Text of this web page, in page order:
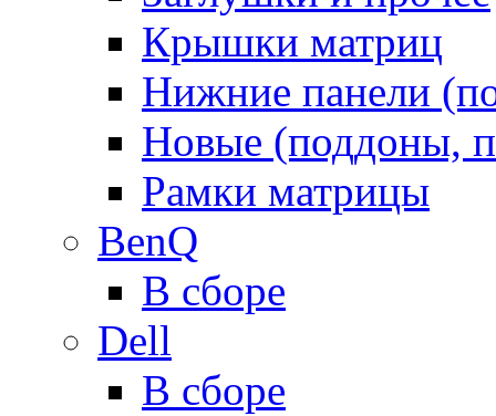
Крышки матриц
Нижние панели
Новые (поддоны,
Рамки матрицы
BenQ
В сборе
Dell
В сборе